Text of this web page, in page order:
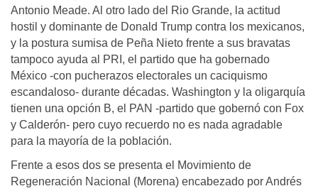
Antonio Meade. Al otro lado del Rio Grande, la actitud
hostil y dominante de Donald Trump contra los mexicanos,
y la postura sumisa de Peña Nieto frente a sus bravatas
tampoco ayuda al PRI, el partido que ha gobernado
México -con pucherazos electorales un caciquismo
escandaloso- durante décadas. Washington y la oligarquía
tienen una opción B, el PAN -partido que gobernó con Fox
y Calderón- pero cuyo recuerdo no es nada agradable
para la mayoría de la población.
Frente a esos dos se presenta el Movimiento de
Regeneración Nacional (Morena) encabezado por Andrés